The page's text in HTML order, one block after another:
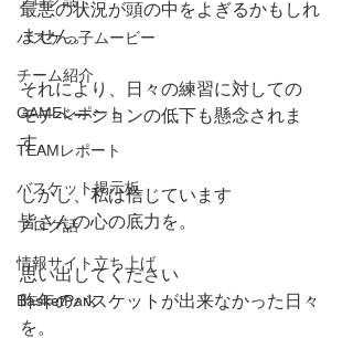
バスケっ子ムービー
チーム紹介
GAMEレポート
TEAMレポート
バスケット掲示板
ブログ話
情報サイト立ち上げ
BasketPark
最悪の状況が頭の中をよぎるかもしれ
ません。
それにより、日々の練習に対しての
モチベーションの低下も懸念されま
す。
しかし、私は信じています
皆さんの心の底力を。
思い出してください
昨年のバスケットが出来なかった日々
を。